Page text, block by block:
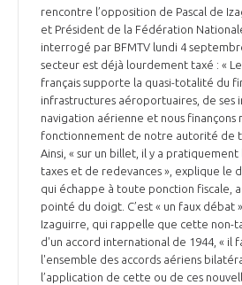
rencontre l’opposition de Pascal de
et Président de la Fédération
interrogé par BFMTV lundi 4
secteur est déjà lourdement taxé : «
français supporte la quasi-totalité du
infrastructures aéroportuaires, de ses
navigation aérienne et nous finançons
fonctionnement de notre autorité de
Ainsi, « sur un billet, il y a
taxes et de redevances », explique le
qui échappe à toute ponction fiscale,
pointé du doigt. C’est « un faux débat
Izaguirre, qui rappelle que cette non-
d'un accord international de 1944, « il
l'ensemble des accords aériens
l’application de cette ou de ces